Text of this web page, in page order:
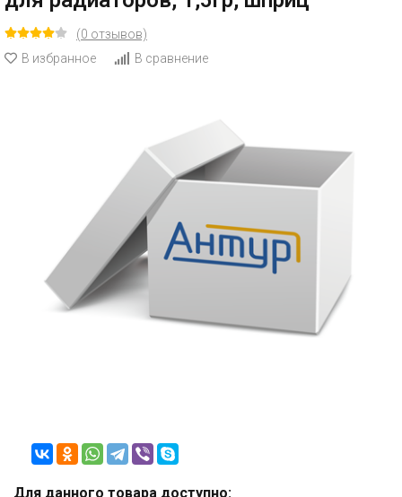
(0 отзывов)
В избранное
В сравнение
Для данного товара доступно: